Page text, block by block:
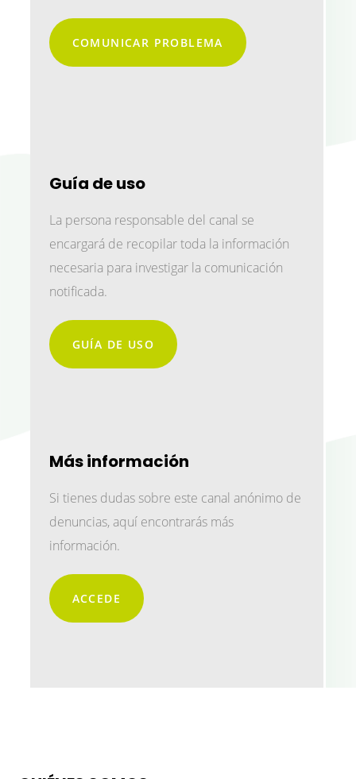
COMUNICAR PROBLEMA
Guía de uso
La persona responsable del canal se
encargará de recopilar toda la información
necesaria para investigar la comunicación
notificada.
GUÍA DE USO
Más información
Si tienes dudas sobre este canal anónimo de
denuncias, aquí encontrarás más
información.
ACCEDE